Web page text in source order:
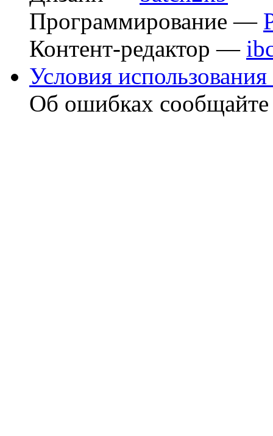
Программирование —
Контент-редактор —
Условия использования
Об ошибках